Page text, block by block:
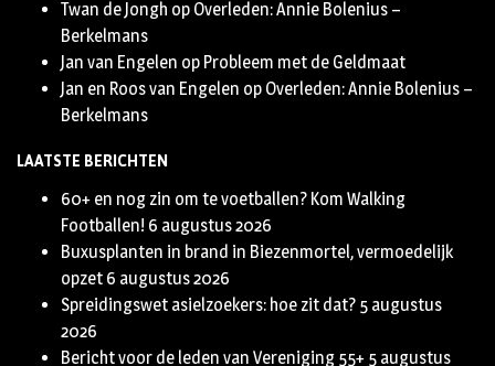
Twan de Jongh op Overleden: Annie Bolenius –
Berkelmans
Jan van Engelen op Probleem met de Geldmaat
Jan en Roos van Engelen op Overleden: Annie Bolenius –
Berkelmans
LAATSTE BERICHTEN
60+ en nog zin om te voetballen? Kom Walking
Footballen! 6 augustus 2026
Buxusplanten in brand in Biezenmortel, vermoedelijk
opzet 6 augustus 2026
Spreidingswet asielzoekers: hoe zit dat? 5 augustus
2026
Bericht voor de leden van Vereniging 55+ 5 augustus